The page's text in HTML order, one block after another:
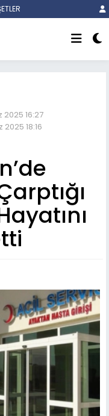
16:27
18:16